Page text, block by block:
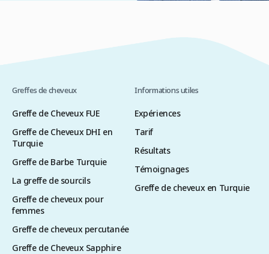
Greffes de cheveux
Greffe de Cheveux FUE
Greffe de Cheveux DHI en
Turquie
Greffe de Barbe Turquie
La greffe de sourcils
Greffe de cheveux pour
femmes
Greffe de cheveux percutanée
Greffe de Cheveux Sapphire
Informations utiles
Expériences
Tarif
Résultats
Témoignages
Greffe de cheveux en Turquie